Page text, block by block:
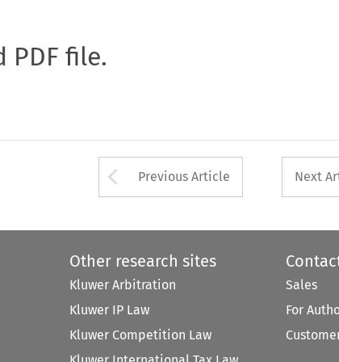
PDF file.
Arrow button used
Previous Article Next
Other research sites
Kluwer Arbitration
Kluwer IP Law
Kluwer Competition Law
Sales
For